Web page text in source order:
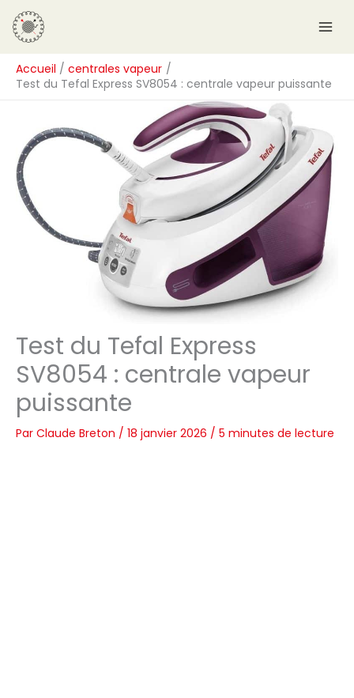
Aller
au
contenu
Accueil
centrales vapeur
Test du Tefal Express SV8054 : centrale vapeur puissante
Test du Tefal Express
SV8054 : centrale vapeur
puissante
Par Claude Breton / 18 janvier 2026 / 5 minutes de lecture
R
e
c
h
h
e